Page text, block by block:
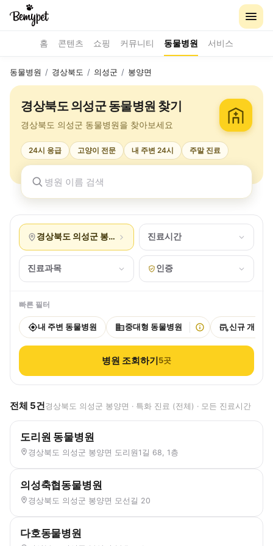
홈 콘텐츠 쇼핑 커뮤니티 동물병원 서비스
동물병원 / 경상북도 / 의성군 / 봉양면
경상북도 의성군 동물병원 찾기
경상북도 의성군 동물병원을 찾아보세요
24시 응급 고양이 전문 내 주변 24시 주말 진료
경상북도 의성군 봉양면 진료시간
진료과목 인증
빠른 필터
내 주변 동물병원 중대형 동물병원 신규 개원
병원 조회하기5곳
전체 5건경상북도 의성군 봉양면 · 특화 진료 (전체) · 모든 진료시간
도리원 동물병원
경상북도 의성군 봉양면 도리원1길 68, 1층
의성축협동물병원
경상북도 의성군 봉양면 모선길 20
다호동물병원